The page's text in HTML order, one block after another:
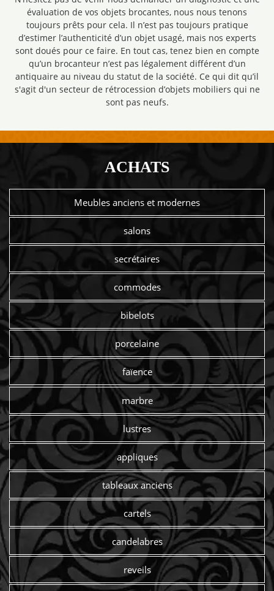
évaluation de vos objets brocantes, nous nous tenons
toujours prêts pour cela. Il n’est pas toujours pratique
d’estimer l’authenticité d’un objet usagé, mais nos experts
sont doués pour ce faire. En tout cas, tenez bien en compte
qu’un brocanteur n’est pas légalement différent d’un
antiquaire au niveau du statut de la société. Ce qui dit qu’il
s'agit d'un secteur de rétrocession d’objets mobiliers qui ne
sont pas neufs.
ACHATS
Meubles anciens et modernes
salons
secrétaires
commodes
bibelots
porcelaine
faïence
marbre
lustres
appliques
tableaux anciens
cartels
candelabres
reveils